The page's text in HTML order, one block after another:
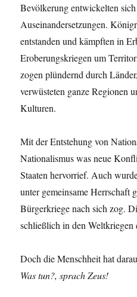
Bevölkerung entwickelten
Auseinandersetzungen.
entstanden und kämpften in
Eroberungskriegen um
zogen plündernd durch
verwüsteten ganze Regionen
Kulturen.
Mit der Entstehung von
Nationalismus was neue
Staaten hervorrief. Auch
unter gemeinsame Herrschaft
Bürgerkriege nach sich zog.
schließlich in den Weltkriegen
Doch die Menschheit hat
Was tun?, sprach Zeus!